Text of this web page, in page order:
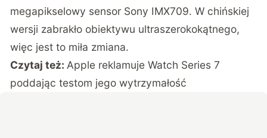
megapikselowy sensor Sony IMX709. W chińskiej
wersji zabrakło obiektywu ultraszerokokątnego,
więc jest to miła zmiana.
Czytaj też: Apple reklamuje Watch Series 7
poddając testom jego wytrzymałość